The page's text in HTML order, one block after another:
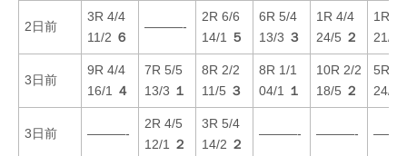
2日前
3R 4/4
11/2 ６
———-
2R 6/6
14/1
５
6R 5/4
13/3 ３
1R 4/4
24/5 ２
1R 6/
21/4
3日前
9R 4/4
16/1
４
7R 5/5
13/3 １
8R 2/2
11/5 ３
8R 1/1
04/1
１
10R 2/2
18/5 ２
5R 6/
24/6
3日前 ———-
2R 4/5
12/1
２
3R 5/4
14/2 ２
———- ———-